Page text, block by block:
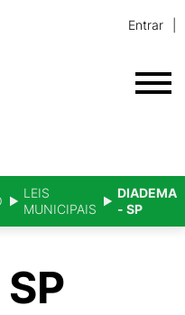
Entrar
LEIS
MUNICIPAIS
DIADEMA
- SP